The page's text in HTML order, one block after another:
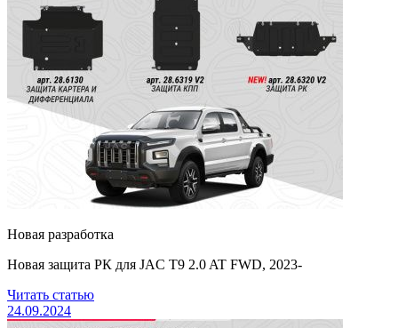
Новая разработка
Новая защита РК для JAC T9 2.0 AT FWD, 2023-
Читать статью
24.09.2024